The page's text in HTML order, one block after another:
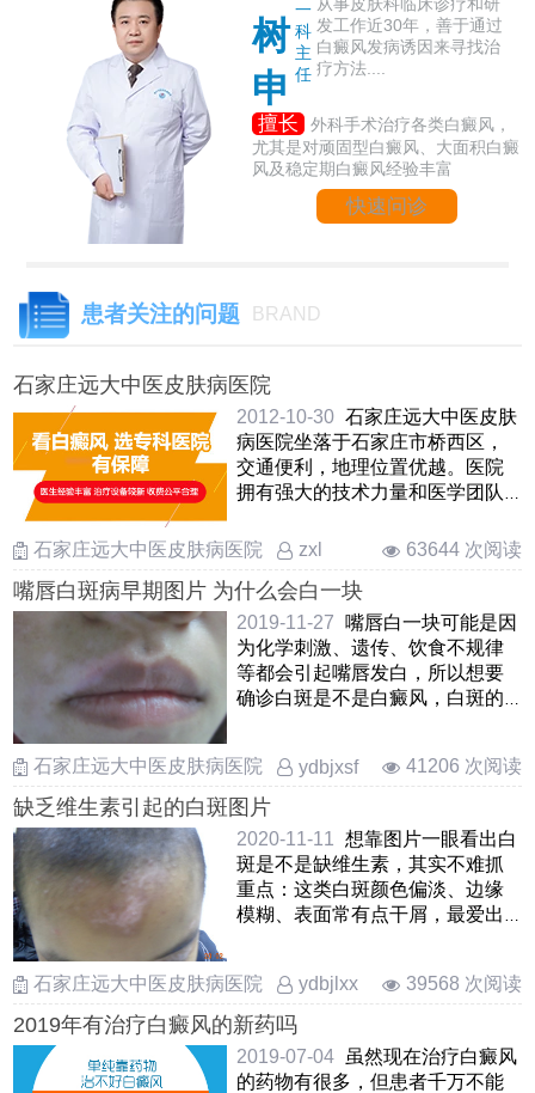
树
申
一
科
主
任
发工作近30年，善于通过
白癜风发病诱因来寻找治
疗方法....
擅长
外科手术治疗各类白癜风，
尤其是对顽固型白癜风、大面积白癜
风及稳定期白癜风经验丰富
快速问诊
患者关注的问题 BRAND
石家庄远大中医皮肤病医院
2012-10-30 石家庄远大中医皮肤
病医院坐落于石家庄市桥西区，
交通便利，地理位置优越。医院
拥有强大的技术力量和医学团队
石家庄远大中医皮肤病医院
zxl 63644 次阅读
嘴唇白斑病早期图片 为什么会白一块
2019-11-27
嘴唇白一块可能是因
为化学刺激、遗传、饮食不规律
等都会引起嘴唇发白，所以想要
确诊白斑是不是白癜风，白斑的
石家庄远大中医皮肤病医院 ydbjxsf 41206 次阅读
缺乏维生素引起的白斑图片
2020-11-11 想靠图片一眼看出白
斑是不是缺维生素，其实不难抓
重点：这类白斑颜色偏淡、边缘
模糊、表面常有点干屑，最爱出
石家庄远大中医皮肤病医院 ydbjlxx 39568 次阅读
2019年有治疗白癜风的新药吗
2019-07-04
虽然现在治疗白癜风
的药物有很多，但患者千万不能